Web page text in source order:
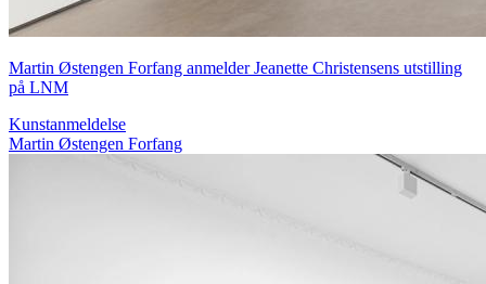
Martin Østengen Forfang anmelder Jeanette Christensens utstilling
på LNM
Kunstanmeldelse
Martin Østengen Forfang